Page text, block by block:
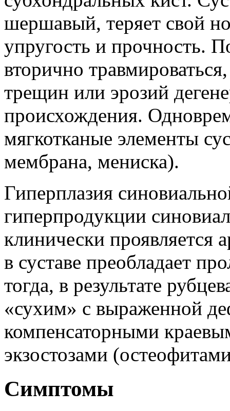
шершавый, теряет свой
упругость и прочность.
вторично
трещин или эрозий
происхождения.
мягкотканые элементы
мембрана, мениска).
Гиперплазия
гиперпродукции
клинически проявляется
в суставе преобладает
тогда, в результате
«сухим» с выраженной
компенсаторными
экзостозами
Симптомы